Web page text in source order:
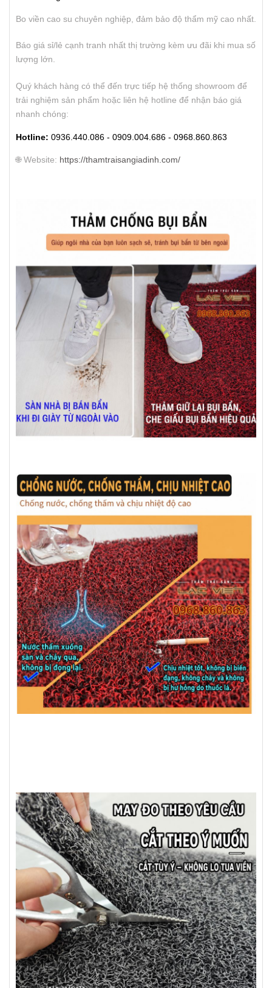
Bo viền cao su chuyên nghiệp, đảm bảo độ thẩm mỹ cao nhất.
Báo giá sỉ/lẻ cạnh tranh nhất thị trường kèm ưu đãi khi mua số
lượng lớn.
Quý khách hàng có thể đến trực tiếp hệ thống showroom để
trải nghiệm sản phẩm hoặc liên hệ hotline để nhận báo giá
nhanh chóng:
Hotline: 0936.440.086 - 0909.004.686 - 0968.860.863
🌐 Website: https://thamtraisangiadinh.com/